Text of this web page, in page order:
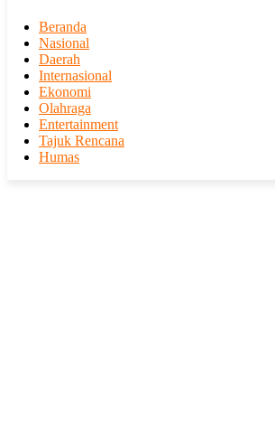
Beranda
Nasional
Daerah
Internasional
Ekonomi
Olahraga
Entertainment
Tajuk Rencana
Humas